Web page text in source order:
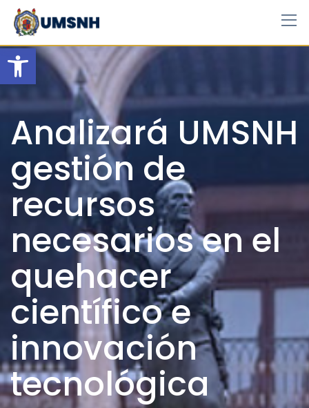
Open toolbar
Skip
content
Analizará UMSNH
gestión de
recursos
necesarios en el
quehacer
científico e
innovación
tecnológica